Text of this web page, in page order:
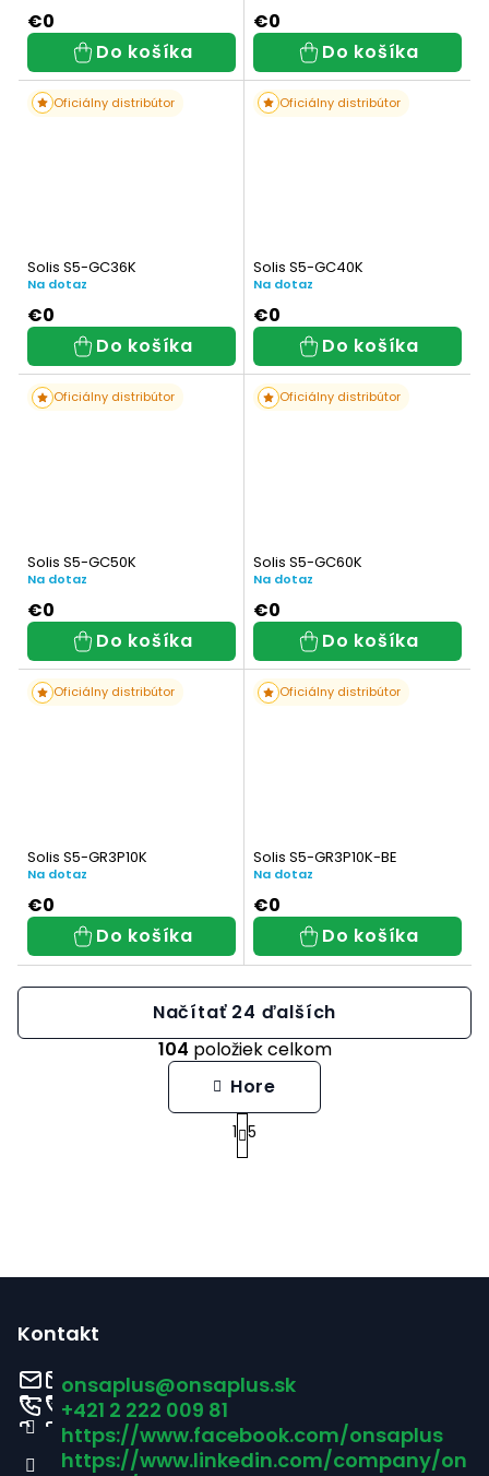
€0
Do košíka
€0
Do košíka
Oficiálny distribútor
Solis S5-GC36K
Na dotaz
€0
Do košíka
Oficiálny distribútor
Solis S5-GC40K
Na dotaz
€0
Do košíka
Oficiálny distribútor
Solis S5-GC50K
Na dotaz
€0
Do košíka
Oficiálny distribútor
Solis S5-GC60K
Na dotaz
€0
Do košíka
Oficiálny distribútor
Solis S5-GR3P10K
Na dotaz
€0
Do košíka
Oficiálny distribútor
Solis S5-GR3P10K-BE
Na dotaz
€0
Do košíka
O
v
l
p
r
v
Načítať 24 ďalších
S
n
a
n
i
1 5
104 položiek celkom
Hore
áKontakt
onsaplus@onsaplus.sk
+421 2 222 009 81
https://www.facebook.com/onsaplus
https://www.linkedin.com/company/on